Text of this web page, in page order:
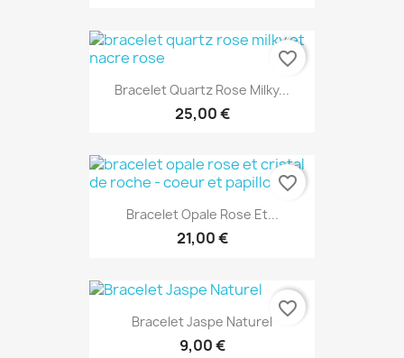
Bracelet Quartz Rose Milky...
25,00 €
favorite_border
Bracelet Opale Rose Et...
21,00 €
favorite_border
Bracelet Jaspe Naturel
9,00 €
favorite_border